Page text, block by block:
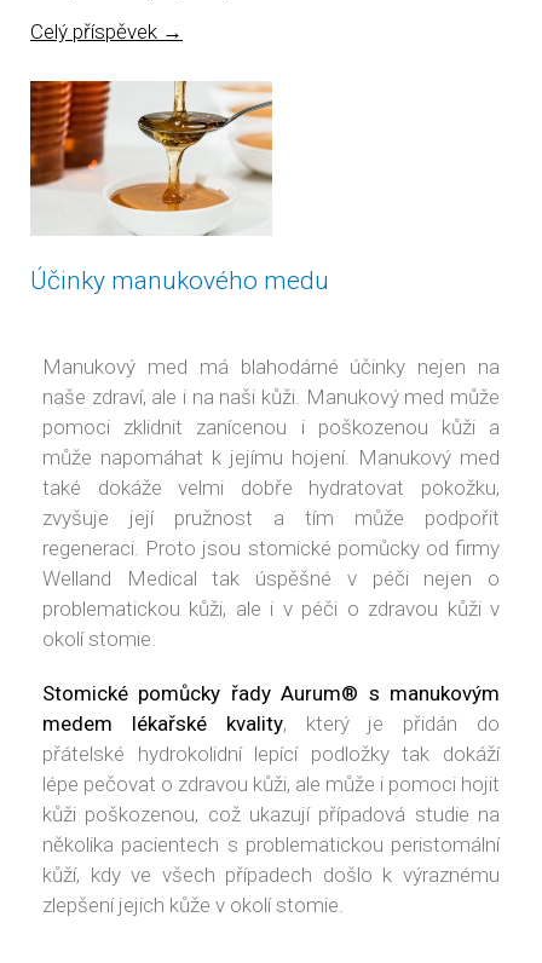
Celý příspěvek →
Účinky manukového medu
Manukový med má blahodárné účinky nejen na
naše zdraví, ale i na naši kůži. Manukový med může
pomoci zklidnit zanícenou i poškozenou kůži a
může napomáhat k jejímu hojení. Manukový med
také dokáže velmi dobře hydratovat pokožku,
zvyšuje její pružnost a tím může podpořit
regeneraci. Proto jsou stomické pomůcky od firmy
Welland Medical tak úspěšné v péči nejen o
problematickou kůži, ale i v péči o zdravou kůži v
okolí stomie.
Stomické pomůcky řady Aurum® s manukovým
medem lékařské kvality, který je přidán do
přátelské hydrokolidní lepící podložky tak dokáží
lépe pečovat o zdravou kůži, ale může i pomoci hojit
kůži poškozenou, což ukazují případová studie na
několika pacientech s problematickou peristomální
kůží, kdy ve všech případech došlo k výraznému
zlepšení jejich kůže v okolí stomie.